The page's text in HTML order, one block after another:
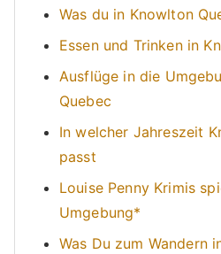
Was du in Knowlton
Essen und Trinken in
Ausflüge in die
Quebec
In welcher Jahreszeit
passt
Louise Penny Krimis
Umgebung*
Was Du zum Wandern